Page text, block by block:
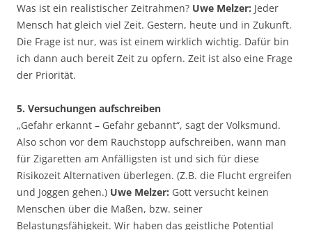
Was ist ein realistischer Zeitrahmen? Uwe Melzer: Jeder
Mensch hat gleich viel Zeit. Gestern, heute und in Zukunft.
Die Frage ist nur, was ist einem wirklich wichtig. Dafür bin
ich dann auch bereit Zeit zu opfern. Zeit ist also eine Frage
der Priorität.
5. Versuchungen aufschreiben
„Gefahr erkannt – Gefahr gebannt“, sagt der Volksmund.
Also schon vor dem Rauchstopp aufschreiben, wann man
für Zigaretten am Anfälligsten ist und sich für diese
Risikozeit Alternativen überlegen. (Z.B. die Flucht ergreifen
und Joggen gehen.) Uwe Melzer: Gott versucht keinen
Menschen über die Maßen, bzw. seiner
Belastungsfähigkeit. Wir haben das geistliche Potential